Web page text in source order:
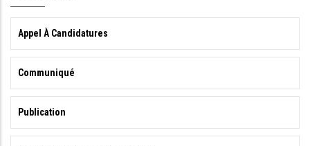
Appel À Candidatures
Communiqué
Publication